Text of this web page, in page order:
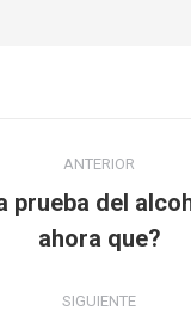
ANTERIOR
anterior:
prueba del
ahora que?
SIGUIENTE